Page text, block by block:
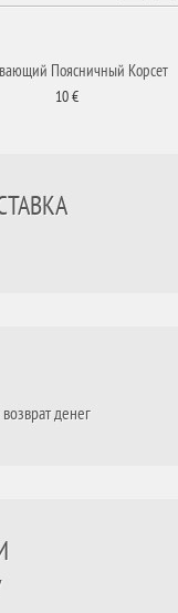
Поясничный Корсет
10 €
денег